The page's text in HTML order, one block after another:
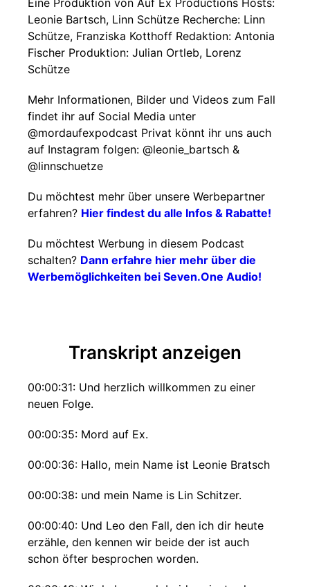
Eine Produktion von Auf Ex Productions Hosts:
Leonie Bartsch, Linn Schütze Recherche: Linn
Schütze, Franziska Kotthoff Redaktion: Antonia
Fischer Produktion: Julian Ortleb, Lorenz
Schütze
Mehr Informationen, Bilder und Videos zum Fall
findet ihr auf Social Media unter
@mordaufexpodcast Privat könnt ihr uns auch
auf Instagram folgen: @leonie_bartsch &
@linnschuetze
Du möchtest mehr über unsere Werbepartner
erfahren? Hier findest du alle Infos & Rabatte!
Du möchtest Werbung in diesem Podcast
schalten? Dann erfahre hier mehr über die
Werbemöglichkeiten bei Seven.One Audio!
Transkript anzeigen
00:00:31: Und herzlich willkommen zu einer
neuen Folge.
00:00:35: Mord auf Ex.
00:00:36: Hallo, mein Name ist Leonie Bratsch
00:00:38: und mein Name is Lin Schitzer.
00:00:40: Und Leo den Fall, den ich dir heute
erzähle, den kennen wir beide der ist auch
schon öfter besprochen worden.